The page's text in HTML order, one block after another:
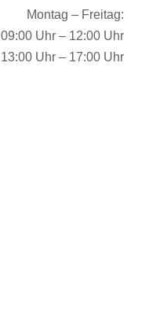
Montag – Freitag:
09:00 Uhr – 12:00 Uhr
13:00 Uhr – 17:00 Uhr